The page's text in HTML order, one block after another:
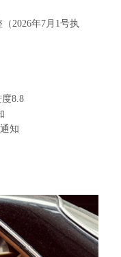
2026年7月1号执
8.8
知